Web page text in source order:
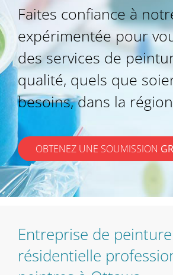
Faites confiance à
expérimentée pour
des services de
qualité, quels que
besoins, dans la région
OBTENEZ UNE SOUMISSION
Entreprise de peinture
résidentielle